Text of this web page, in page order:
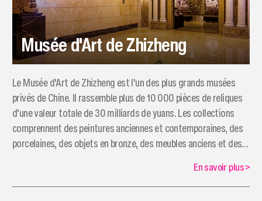
Musée d'Art de Zhizheng
Le Musée d'Art de Zhizheng est l'un des plus grands musées
privés de Chine. Il rassemble plus de 10 000 pièces de reliques
d'une valeur totale de 30 milliards de yuans. Les collections
comprennent des peintures anciennes et contemporaines, des
porcelaines, des objets en bronze, des meubles anciens et des
En savoir plus>